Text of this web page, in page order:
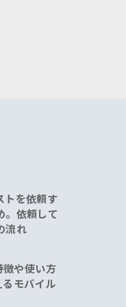
トを依頼す
。依頼して
流れ
徴や使い方
モバイル